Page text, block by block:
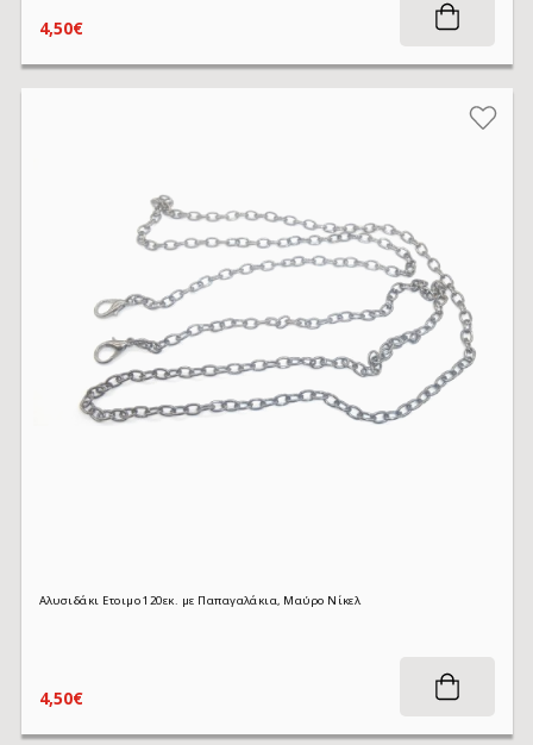
4,50€
Αλυσιδάκι Ετοιμο 120εκ. με Παπαγαλάκια, Μαύρο Νίκελ
4,50€